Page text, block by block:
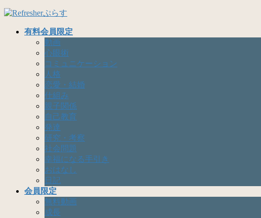
有料会員限定
動画
心眼術
コミュニケーション
人格
恋愛・結婚
仕組み
親子関係
自己教育
発達
研究・考察
社会問題
幸福になる手引き
おはなし
日記
会員限定
無料動画
成長